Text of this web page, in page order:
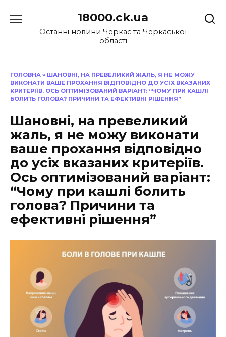
до
18000.ck.ua
Останні новини Черкас та Черкаської
області
ГОЛОВНА » ШАНОВНІ, НА ПРЕВЕЛИКИЙ ЖАЛЬ, Я НЕ МОЖУ
ВИКОНАТИ ВАШЕ ПРОХАННЯ ВІДПОВІДНО ДО УСІХ ВКАЗАНИХ
КРИТЕРІЇВ. ОСЬ ОПТИМІЗОВАНИЙ ВАРІАНТ: “ЧОМУ ПРИ КАШЛІ
БОЛИТЬ ГОЛОВА? ПРИЧИНИ ТА ЕФЕКТИВНІ РІШЕННЯ”
Шановні, на превеликий
жаль, я не можу виконати
ваше прохання відповідно
до усіх вказаних критеріїв.
Ось оптимізований варіант:
“Чому при кашлі болить
голова? Причини та
ефективні рішення”